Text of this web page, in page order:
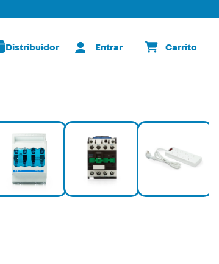
Distribuidor